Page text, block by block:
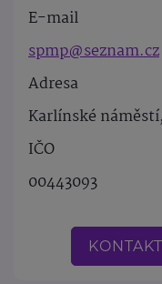
E-mail
spmp@seznam.cz
Adresa
Karlínské
IČO
00443093